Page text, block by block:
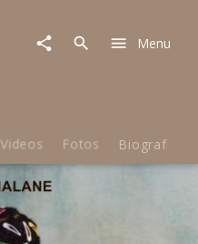
Menu
Videos Fotos Biografie